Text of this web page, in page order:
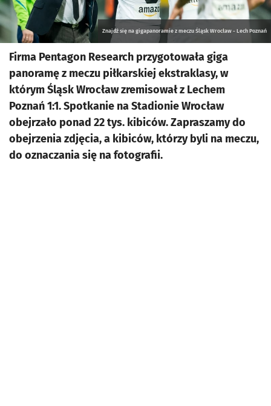
Znajdź się na gigapanoramie z meczu Śląsk Wrocław - Lech Poznań
Firma Pentagon Research przygotowała giga
panoramę z meczu piłkarskiej ekstraklasy, w
którym Śląsk Wrocław zremisował z Lechem
Poznań 1:1. Spotkanie na Stadionie Wrocław
obejrzało ponad 22 tys. kibiców. Zapraszamy do
obejrzenia zdjęcia, a kibiców, którzy byli na meczu,
do oznaczania się na fotografii.